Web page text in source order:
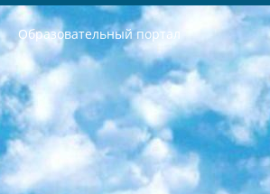
Образовательный портал
РЕСПУБЛИКА УЗБЕКИСТАН МИНИСТРЕРСТВО ДОШКОЛЬНОГО И ШКОЛЬНОГО ОБРАЗОВАНИЯ КОМАНДА в общеобразовательных учреждениях в 2023-2024 учебном году организация и проведение итоговой государственной аттестации обучающихся о Министра дошкольного и школьного образования Республики Узбекистан от 4 марта 2008 года (постановлением Минюста от 20 марта 2008 года № 1778 государственной регистрации) «Итоговое состояние учащихся общего среднего образования на основании положения об утверждении положения об аттестации общего среднего образования выпускной экзамен студентов в образовательных учреждениях в 2023-2024 учебном году В целях организации и прохождения аттестации приказываю: 1. Следующее: перечень предметов, по которым будет проводиться итоговая государственная аттестация и экзамен формы перевода согласно приложению 1; сертификаты международного образца, оценивающие уровень владения иностранными языками перечень согласно приложению 2; 2. Педагогический при специализированных образовательных учреждениях. научно-практический центр квалификации и международной оценки (Д.Давидова) 2024 г. До 25 марта: задания по предметам, по которым будет проводиться итоговая аттестация разработка и утверждение технических условий; итоговая аттестация на основании разработанного предметного задания разработка вопросов по предметам (устно и письменно), экзамен передача; общеобразовательные средние школы и специальные учебные заведения учащиеся выпускных классов школ и интернатов в агентской системе подготовка базы данных экзаменационных материалов и критериев оценки; перевод базы экзаменационных материалов на все языки обучения подать в Республиканский образовательный центр для изготовления; варианты экзаменов на основе разработанных контрольных материалов пусть будут поставлены задачи формирования. 3. Республиканский образовательный центр (Ш.Худайкулов) до 5 апреля 2024 года. до: база данных предоставленных экзаменационных материалов на все языки обучения перевод и экспертиза; для слепых, слабовидящих, глухих, слабослышащих и умственно отсталых детей учащиеся выпускных классов специализированных школ и школ-интернатов база данных экзаменационных материалов на всех преподаваемых языках подготовка критериев оценки; специализированные школы для умственно отсталых детей и технологии для учащихся выпускных классов школ-интернатов разработка соответствующих рекомендаций и критериев проведения ЕГЭ по естествознанию давать задания. 4. Педагогический при специализированных образовательных учреждениях. Научно-практический центр навыков и международной оценки (Д.Давидова), Республика образовательный центр (Худайкулов Ш.) итоговый государственный аттестационный экзамен ориентирован на творческое и логическое мышление при подготовке базы материалов учитывать введение заданий. 5. Следует отметить, что: сертификат государственного образца о знании общеобразовательного предмета и как минимум национальный уровень B1 по предметам на иностранных языках, указанным в Приложении 2. или международно признанный сертификат эквивалентного уровня студенты, изучающие определенный предмет, освобождаются от экзамена; по соответствующим предметам запланирована итоговая государственная аттестация за день до дня, путем жеребьевки Рабочей группой (в письменной форме по предметам, проводимым в форме) из числа сформированных вариантов выбрано 2 варианта; 2 выбранных варианта экзамена анонсированы на официальном сайте министерства и все выпускники по всей стране на основе этих вариантов проводит итоговую государственную аттестацию. 6. Государственное образование учащихся средних общеобразовательных учреждений. знания в соответствии с квалификационными требованиями, которые необходимо приобрести на основании стандартов итоговый (выпускной) контроль для 9 и 11 классов в целях тестирования Экзамены (далее – экзамены) состоят из предметов, перечисленных в приложении 1. будет сделано. 7. Экзамены пройдут с 26 мая по 15 июня 2024 г. (кроме науки физического воспитания). 8. Физическая для учащихся 9 классов общесредних образовательных учреждений. Экзамены по предмету «Образование, квалификация медицина» 1-6 мая 2024 года. сотрудники перевести под присмотр (с отклонениями в физическом или умственном развитии) специализированная школа для детей, школы-интернаты и со сколиозом школы-интернаты санаторного типа для больных детей исключены). 9. Он был слепым, слабовидящим и имел нарушения опорно-двигательного аппарата. экзамены в специализированных школах и интернатах для детей должны проводиться исходя из требований, предъявляемых к общеобразовательным учреждениям (физкультура кроме науки). 10. Специализированная школа для глухих и слабослышащих детей. и экзамены в интернатах и быть реализован в виде письменного теста по математике. 11. Специальность для умственно отсталых детей. Для 9 класса Родной язык и литературное письмо Государственный язык (язык обучения – узбекский). для неклассов) написано Математическое письмо Письменная/устная история Узбекистана Физическое воспитание практично Итоговый контроль Для 11 класса Написание родного языка и литературы (эссе) Математическое письмо Узбекский язык (обучение на узбекском языке) не посещающее общее среднее образование для учреждений)/Образовательное учреждение выбор письменный и устный Иностранный язык письменный/устный Письменная/устная история Узбекистана *По выбору студента:  Химия  Физика  Основы государственного права  География 10 бесплатных образовательных ресурсов - Мы составили подборку онлайн-проектов с интерактивными упражнениями, видеолекциями и статьями. Они помогут вам обрести новые и освежить старые знания бесплатно. 1. «ИНТУИТ» Старейшая образовательная площадка Рунета. Здесь вы найдёте сотни текстовых и видеокурсов на десятки различных тем — от программирования до психологии. Многие курсы подготовлены российскими университетами и крупными международными компаниями вроде Intel и Microsoft. Самостоятельное обучение бесплатное, но желающие могут оплатить услуги персональных наставников. 2. «Смартия» знакомит с актуальными профессиями и подсказывает, как им обучаться. Выбрав заинтересовавшую вас специальность — SMM-специалист, фотограф, веб-дизайнер или другую, — увидите список необходимых для неё умений. Чтобы вы могли освоить их самостоятельно, для каждого умения площадка отображает подборку ссылок на учебные материалы. Хотя «Смартия» ориентируется на русскоязычную аудиторию, часть контента всё же доступна только на английском. 3. «Лекторий Физтеха» Проект Московского физико-технического института (Физтеха). С его помощью вы можете смотреть онлайн серии лекций, записанные на видео в этом вузе. В числе доступных предметов — физика, биология, химия, информационные технологии и другие. К некоторым лекциям администрация ресурса прилагает готовые конспекты, которые можно скачивать в PDF-формате. 4. ITMOcourses Онлайн-площадка Санкт-Петербургского национального исследовательского университета информационных технологий, механики и оптики (ИТМО). Ресурс предоставляет свободный доступ к курсам, разработанным в этом вузе. Каталог материалов разбит на четыре категории: «Оптические системы и технологии», «Приборостроение и робототехника», «Информационные технологии» и «Биотехнологии». Курсы состоят из видеолекций, интерактивных демонстраций и заданий. 5. «КиберЛенинка» Электронная научная библиотека открытого доступа. Каталог площадки регулярно обрастает текстами статей из различных научных изданий. Сгруппированные по журналам и рубрикам публикации можно читать онлайн или скачивать целиком в PDF-формате. Проект нацелен на популяризацию науки за счёт открытого доступа к качественной информации. 6. «ПостНаука» На этом ресурсе публикуют подборки видеолекций, составленные экспертами из разных отраслей и объединённые общими темами. Среди них, к примеру, есть серии «Биоинформатика и геномика», «Культура средневековой Скандинавии» и Cinema Studies о теории кино. Каждая подборка лекций — логически связанная история, рассказанная экспертом от первого лица. Кроме того, на сайте появляются научно-образовательные статьи и тесты на разные темы. 7. «Newочём» Команда проекта «Newочём» отбирает самые интересные тексты из англоязычных СМИ и переводит те из них, за которые голосуют участники сообщества «ВКонтакте». По большей части это научно-популярные статьи. Редакторы придумывают